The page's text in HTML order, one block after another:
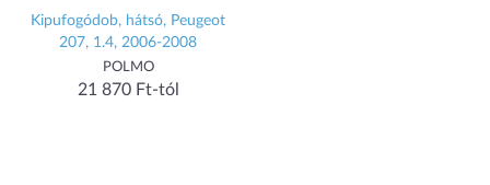
Kipufogódob, hátsó, Peugeot
207, 1.4, 2006-2008
POLMO
21 870 Ft-tól